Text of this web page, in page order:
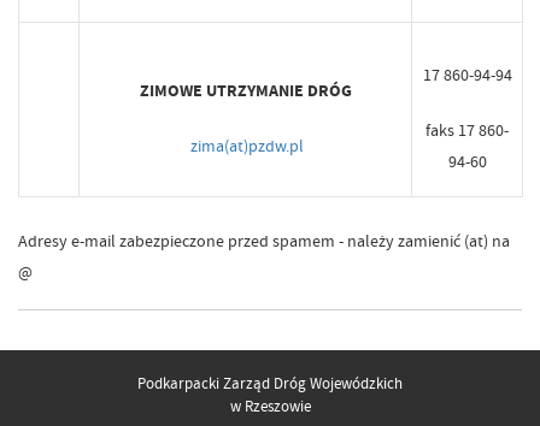
ZIMOWE UTRZYMANIE DRÓG
zima(at)pzdw.pl
17 860-94-94
faks 17 860-
94-60
Adresy e-mail zabezpieczone przed spamem - należy zamienić (at) na
@
Podkarpacki Zarząd Dróg Wojewódzkich
w Rzeszowie